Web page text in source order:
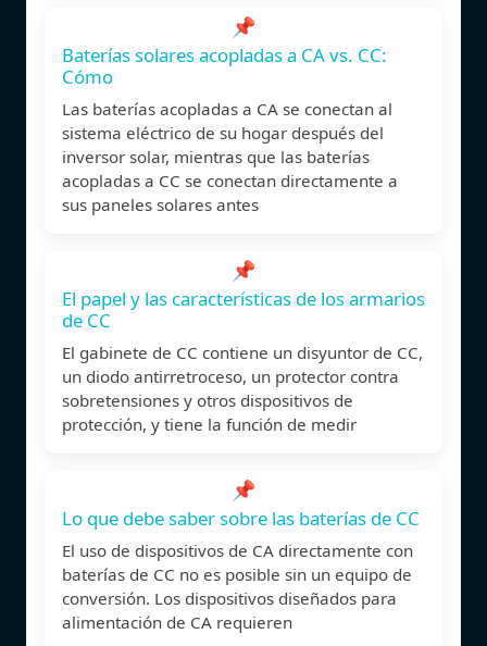
📌
Baterías solares acopladas a CA vs. CC:
Cómo
Las baterías acopladas a CA se conectan al
sistema eléctrico de su hogar después del
inversor solar, mientras que las baterías
acopladas a CC se conectan directamente a
sus paneles solares antes
📌
El papel y las características de los armarios
de CC
El gabinete de CC contiene un disyuntor de CC,
un diodo antirretroceso, un protector contra
sobretensiones y otros dispositivos de
protección, y tiene la función de medir
📌
Lo que debe saber sobre las baterías de CC
El uso de dispositivos de CA directamente con
baterías de CC no es posible sin un equipo de
conversión. Los dispositivos diseñados para
alimentación de CA requieren